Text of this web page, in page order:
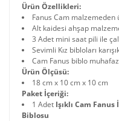
Ürün Özellikleri:
Fanus Cam
Alt kaidesi ahşap
3 Adet mini saat pili ile
Sevimli Kız bibloları
Cam Fanus biblo
Ürün Ölçüsü:
18 cm x 10 cm x 10 cm
Paket İçeriği:
1 Adet Işıklı Cam
Biblosu